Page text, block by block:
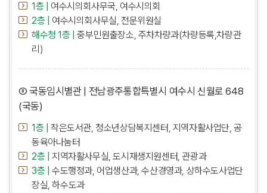
1층 |
여수시의회사무국, 여수시의회
2층 |
여수시의회사무실, 전문위원실
해수청 1층 |
중부민원출장소, 주차차량과(차량등록,차량관
리)
③ 국동임시별관 | 전남광주통합특별시 여수시 신월로 648
(국동)
1층 |
작은도서관, 청소년상담복지센터, 지역자활사업단, 공
동육아나눔터
2층 |
지역자활사무실, 도시재생지원센터, 관광과
3층 |
수도행정과, 어업생산과, 수산경영과, 상하수도사업단
장실, 하수도과